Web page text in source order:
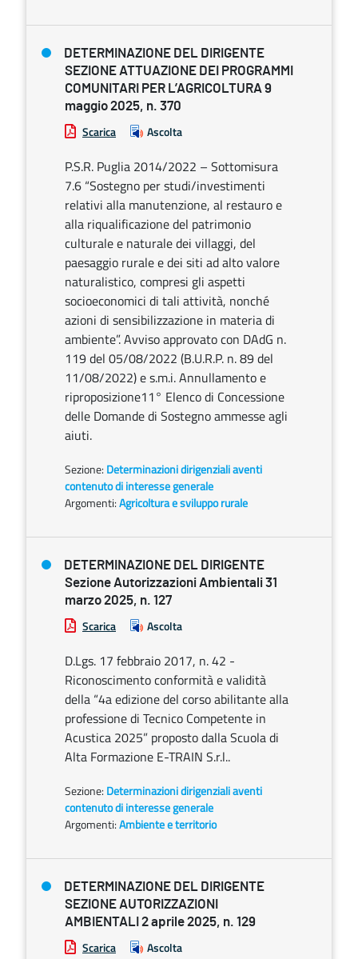
DETERMINAZIONE DEL DIRIGENTE
SEZIONE ATTUAZIONE DEI PROGRAMMI
COMUNITARI PER L’AGRICOLTURA 9
maggio 2025, n. 370
Scarica Ascolta
P.S.R. Puglia 2014/2022 – Sottomisura
7.6 “Sostegno per studi/investimenti
relativi alla manutenzione, al restauro e
alla riqualificazione del patrimonio
culturale e naturale dei villaggi, del
paesaggio rurale e dei siti ad alto valore
naturalistico, compresi gli aspetti
socioeconomici di tali attività, nonché
azioni di sensibilizzazione in materia di
ambiente”. Avviso approvato con DAdG n.
119 del 05/08/2022 (B.U.R.P. n. 89 del
11/08/2022) e s.m.i. Annullamento e
riproposizione11° Elenco di Concessione
delle Domande di Sostegno ammesse agli
aiuti.
Sezione: Determinazioni dirigenziali aventi
contenuto di interesse generale
Argomenti:Agricoltura e sviluppo rurale
DETERMINAZIONE DEL DIRIGENTE
Sezione Autorizzazioni Ambientali 31
marzo 2025, n. 127
Scarica Ascolta
D.Lgs. 17 febbraio 2017, n. 42 -
Riconoscimento conformità e validità
della “4a edizione del corso abilitante alla
professione di Tecnico Competente in
Acustica 2025” proposto dalla Scuola di
Alta Formazione E-TRAIN S.r.l..
Sezione: Determinazioni dirigenziali aventi
contenuto di interesse generale
Argomenti:Ambiente e territorio
DETERMINAZIONE DEL DIRIGENTE
SEZIONE AUTORIZZAZIONI
AMBIENTALI 2 aprile 2025, n. 129
Scarica Ascolta